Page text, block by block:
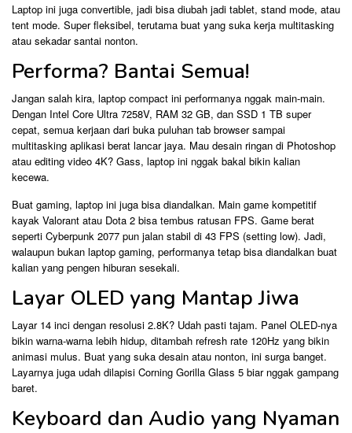
Laptop ini juga convertible, jadi bisa diubah jadi tablet, stand mode, atau
tent mode. Super fleksibel, terutama buat yang suka kerja multitasking
atau sekadar santai nonton.
Performa? Bantai Semua!
Jangan salah kira, laptop compact ini performanya nggak main-main.
Dengan Intel Core Ultra 7258V, RAM 32 GB, dan SSD 1 TB super
cepat, semua kerjaan dari buka puluhan tab browser sampai
multitasking aplikasi berat lancar jaya. Mau desain ringan di Photoshop
atau editing video 4K? Gass, laptop ini nggak bakal bikin kalian
kecewa.
Buat gaming, laptop ini juga bisa diandalkan. Main game kompetitif
kayak Valorant atau Dota 2 bisa tembus ratusan FPS. Game berat
seperti Cyberpunk 2077 pun jalan stabil di 43 FPS (setting low). Jadi,
walaupun bukan laptop gaming, performanya tetap bisa diandalkan buat
kalian yang pengen hiburan sesekali.
Layar OLED yang Mantap Jiwa
Layar 14 inci dengan resolusi 2.8K? Udah pasti tajam. Panel OLED-nya
bikin warna-warna lebih hidup, ditambah refresh rate 120Hz yang bikin
animasi mulus. Buat yang suka desain atau nonton, ini surga banget.
Layarnya juga udah dilapisi Corning Gorilla Glass 5 biar nggak gampang
baret.
Keyboard dan Audio yang Nyaman